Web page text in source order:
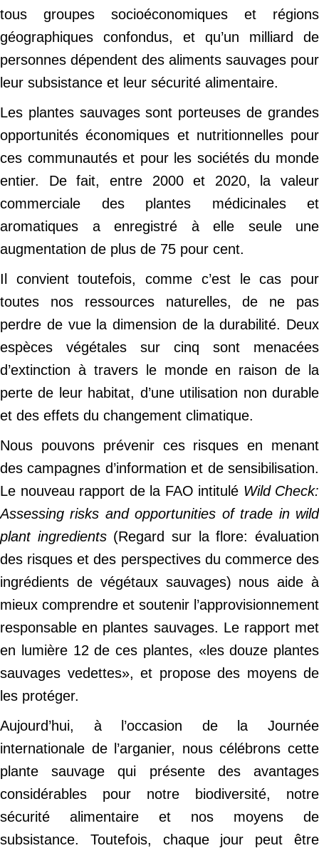
tous groupes socioéconomiques et régions
géographiques confondus, et qu’un milliard de
personnes dépendent des aliments sauvages pour
leur subsistance et leur sécurité alimentaire.
Les plantes sauvages sont porteuses de grandes
opportunités économiques et nutritionnelles pour
ces communautés et pour les sociétés du monde
entier. De fait, entre 2000 et 2020, la valeur
commerciale des plantes médicinales et
aromatiques a enregistré à elle seule une
augmentation de plus de 75 pour cent.
Il convient toutefois, comme c’est le cas pour
toutes nos ressources naturelles, de ne pas
perdre de vue la dimension de la durabilité. Deux
espèces végétales sur cinq sont menacées
d’extinction à travers le monde en raison de la
perte de leur habitat, d’une utilisation non durable
et des effets du changement climatique.
Nous pouvons prévenir ces risques en menant
des campagnes d’information et de sensibilisation.
Le nouveau rapport de la FAO intitulé Wild Check:
Assessing risks and opportunities of trade in wild
plant ingredients(Regard sur la flore: évaluation
des risques et des perspectives du commerce des
ingrédients de végétaux sauvages) nous aide à
mieux comprendre et soutenir l’approvisionnement
responsable en plantes sauvages. Le rapport met
en lumière 12 de ces plantes, «les douze plantes
sauvages vedettes», et propose des moyens de
les protéger.
Aujourd’hui, à l’occasion de la Journée
internationale de l’arganier, nous célébrons cette
plante sauvage qui présente des avantages
considérables pour notre biodiversité, notre
sécurité alimentaire et nos moyens de
subsistance. Toutefois, chaque jour peut être